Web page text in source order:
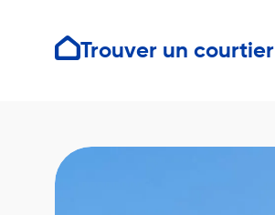
Trouver un courtier